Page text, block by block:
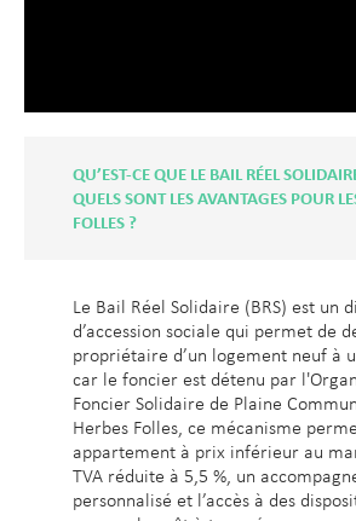
QU’EST-CE QUE LE BAIL RÉEL
QUELS SONT LES AVANTAGES POUR
FOLLES ?
Le Bail Réel Solidaire (BRS) est un
d’accession sociale qui permet de
propriétaire d’un logement neuf à
car le foncier est détenu par
Foncier Solidaire de Plaine
Herbes Folles, ce mécanisme
appartement à prix inférieur au
TVA réduite à 5,5 %, un
personnalisé et l’accès à des